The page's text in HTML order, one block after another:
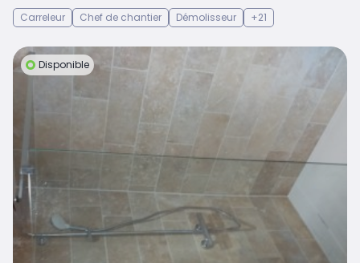
Carreleur
Chef de chantier Démolisseur +21
Disponible